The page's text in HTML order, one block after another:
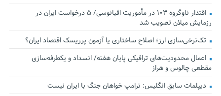
اقتدار ناوگروه ۱۰۳ در مأموریت‌ اقیانوسی/ ۵ درخواست ایران در
رزمایش میلان تصویب شد
تک‌نرخی‌سازی ارز؛ اصلاح ساختاری یا آزمون پرریسک اقتصاد ایران؟
اعمال محدودیت‌های ترافیکی پایان هفته/ انسداد و یکطرفه‌سازی
مقطعی چالوس و هراز
دیپلمات سابق انگلیس:‌ ترامپ خواهان جنگ با ایران نیست